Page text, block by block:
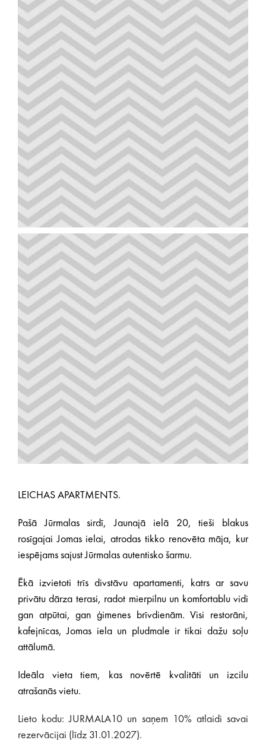
LEICHAS APARTMENTS.
Pašā Jūrmalas sirdī, Jaunajā ielā 20, tieši blakus
rosīgajai Jomas ielai, atrodas tikko renovēta māja, kur
iespējams sajust Jūrmalas autentisko šarmu.
Ēkā izvietoti trīs divstāvu apartamenti, katrs ar savu
privātu dārza terasi, radot mierpilnu un komfortablu vidi
gan atpūtai, gan ģimenes brīvdienām. Visi restorāni,
kafejnīcas, Jomas iela un pludmale ir tikai dažu soļu
attālumā.
Ideāla vieta tiem, kas novērtē kvalitāti un izcilu
atrašanās vietu.
Lieto kodu: JURMALA10 un saņem 10% atlaidi savai
rezervācijai (līdz 31.01.2027).